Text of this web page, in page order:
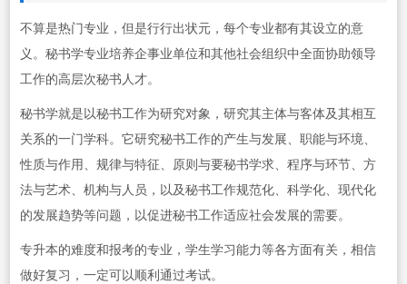
不算是热门专业，但是行行出状元，每个专业都有其设立的意
义。秘书学专业培养企事业单位和其他社会组织中全面协助领导
工作的高层次秘书人才。
秘书学就是以秘书工作为研究对象，研究其主体与客体及其相互
关系的一门学科。它研究秘书工作的产生与发展、职能与环境、
性质与作用、规律与特征、原则与要秘书学求、程序与环节、方
法与艺术、机构与人员，以及秘书工作规范化、科学化、现代化
的发展趋势等问题，以促进秘书工作适应社会发展的需要。
专升本的难度和报考的专业，学生学习能力等各方面有关，相信
做好复习，一定可以顺利通过考试。